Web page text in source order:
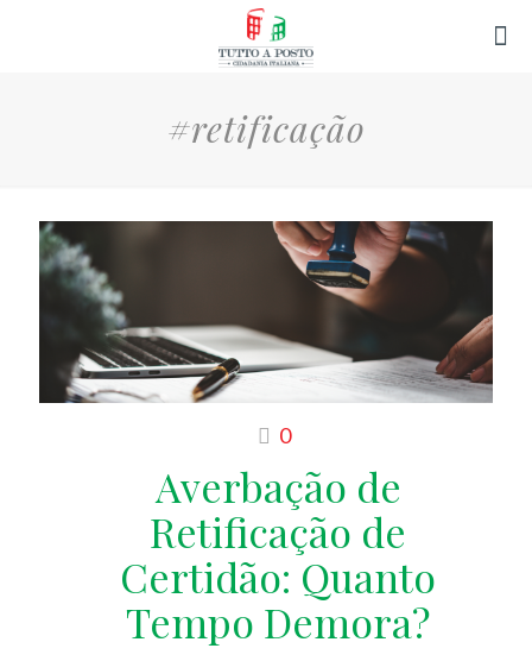
#retificação
0
Averbação de
Retificação de
Certidão: Quanto
Tempo Demora?